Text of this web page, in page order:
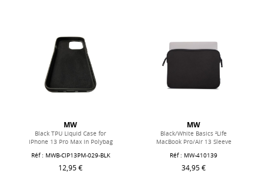
MW
Black TPU Liquid Case for
iPhone 13 Pro Max in Polybag
Réf : MWB-CIP13PM-029-BLK
12,95 €
MW
Black/White Basics ²Life
MacBook Pro/Air 13 Sleeve
Réf : MW-410139
34,95 €